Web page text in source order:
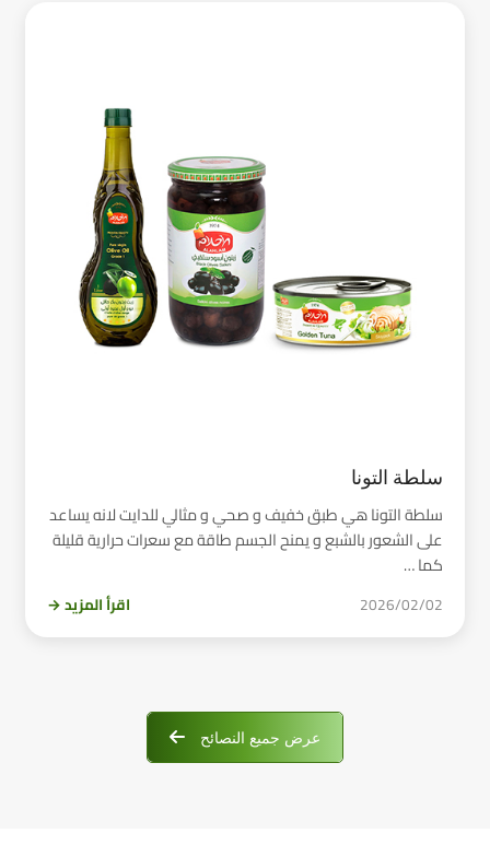
سلطة التونا
سلطة التونا هي طبق خفيف و صحي و مثالي للدايت لانه يساعد
على الشعور بالشبع و يمنح الجسم طاقة مع سعرات حرارية قليلة
كما …
2026/02/02 اقرأ المزيد →
عرض جميع النصائح